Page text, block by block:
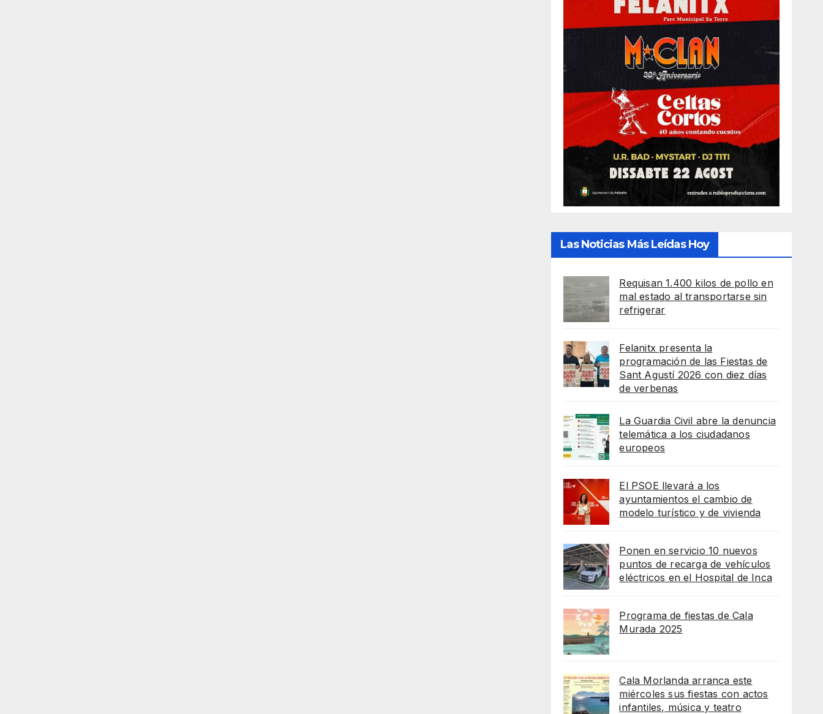
Las Noticias Más Leídas Hoy
Requisan 1.400 kilos de pollo en
mal estado al transportarse sin
refrigerar
Felanitx presenta la
programación de las Fiestas de
Sant Agustí 2026 con diez días
de verbenas
La Guardia Civil abre la denuncia
telemática a los ciudadanos
europeos
El PSOE llevará a los
ayuntamientos el cambio de
modelo turístico y de vivienda
Ponen en servicio 10 nuevos
puntos de recarga de vehículos
eléctricos en el Hospital de Inca
Programa de fiestas de Cala
Murada 2025
Cala Morlanda arranca este
miércoles sus fiestas con actos
infantiles, música y teatro